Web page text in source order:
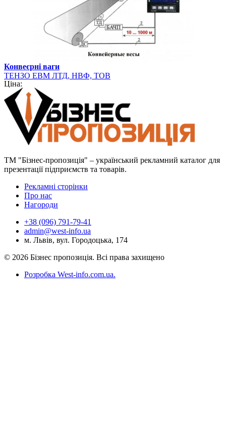
Конвеєрні ваги
ТЕНЗО ЕВМ ЛТД, НВФ, ТОВ
Ціна:
ТМ "Бізнес-пропозиція" – український рекламний каталог для
презентації підприємств та товарів.
Рекламні сторінки
Про нас
Нагороди
+38 (096) 791-79-41
admin@west-info.ua
м. Львів, вул. Городоцька, 174
© 2026 Бізнес пропозиція. Всі права захищено
Розробка West-info.com.ua.